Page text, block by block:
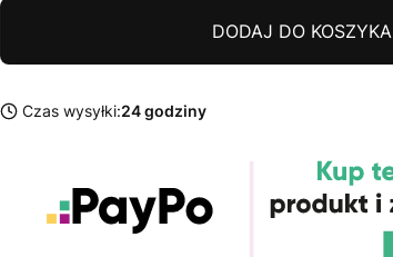
DODAJ DO KOSZYKA
Czas wysyłki:24 godziny